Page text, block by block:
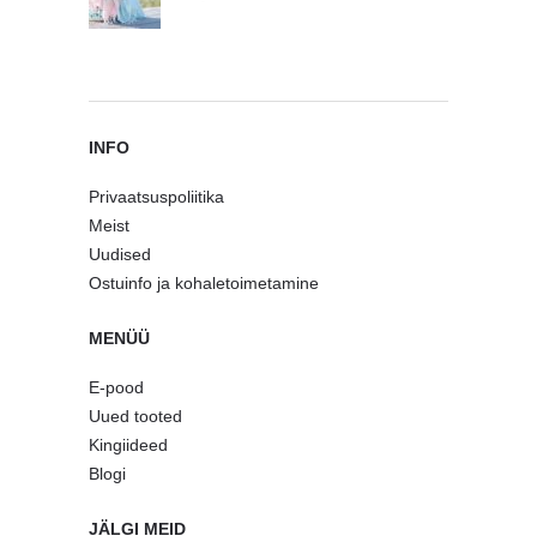
INFO
Privaatsuspoliitika
Meist
Uudised
Ostuinfo ja kohaletoimetamine
MENÜÜ
E-pood
Uued tooted
Kingiideed
Blogi
JÄLGI MEID